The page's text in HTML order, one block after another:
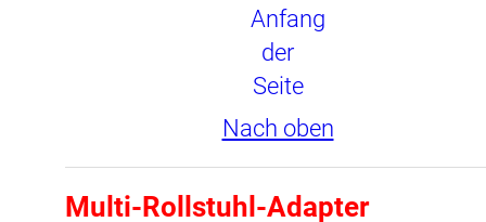
Nach oben
Multi-Rollstuhl-Adapter